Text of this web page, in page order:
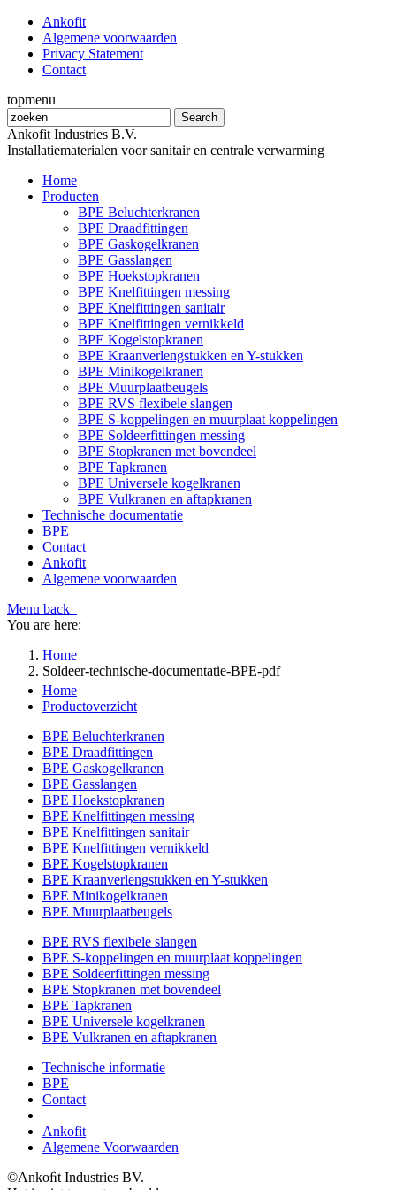
Ankofit
Algemene voorwaarden
Privacy Statement
Contact
topmenu
Ankofit Industries B.V.
Installatiematerialen voor sanitair en centrale verwarming
Home
Producten
BPE Beluchterkranen
BPE Draadfittingen
BPE Gaskogelkranen
BPE Gasslangen
BPE Hoekstopkranen
BPE Knelfittingen messing
BPE Knelfittingen sanitair
BPE Knelfittingen vernikkeld
BPE Kogelstopkranen
BPE Kraanverlengstukken en Y-stukken
BPE Minikogelkranen
BPE Muurplaatbeugels
BPE RVS flexibele slangen
BPE S-koppelingen en muurplaat koppelingen
BPE Soldeerfittingen messing
BPE Stopkranen met bovendeel
BPE Tapkranen
BPE Universele kogelkranen
BPE Vulkranen en aftapkranen
Technische documentatie
BPE
Contact
Ankofit
Algemene voorwaarden
Menu back
You are here:
Home
Soldeer-technische-documentatie-BPE-pdf
Home
Productoverzicht
BPE Beluchterkranen
BPE Draadfittingen
BPE Gaskogelkranen
BPE Gasslangen
BPE Hoekstopkranen
BPE Knelfittingen messing
BPE Knelfittingen sanitair
BPE Knelfittingen vernikkeld
BPE Kogelstopkranen
BPE Kraanverlengstukken en Y-stukken
BPE Minikogelkranen
BPE Muurplaatbeugels
BPE RVS flexibele slangen
BPE S-koppelingen en muurplaat koppelingen
BPE Soldeerfittingen messing
BPE Stopkranen met bovendeel
BPE Tapkranen
BPE Universele kogelkranen
BPE Vulkranen en aftapkranen
Technische informatie
BPE
Contact
Ankofit
Algemene Voorwaarden
©Ankoﬁt Industries BV.